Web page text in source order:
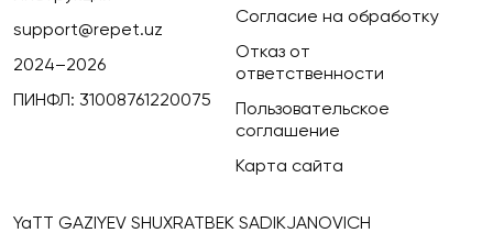
Согласие на обработку
Отказ от
ответственности
Пользовательское
соглашение
Карта сайта
support@repet.uz
2024–2026
ПИНФЛ: 31008761220075
YaTT GAZIYEV SHUXRATBEK SADIKJANOVICH